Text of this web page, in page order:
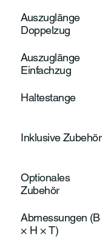
Auszuglänge
Doppelzug
Auszuglänge
Einfachzug
Haltestange
Inklusive Zubehör
Optionales
Zubehör
Abmessungen (B
× H × T)